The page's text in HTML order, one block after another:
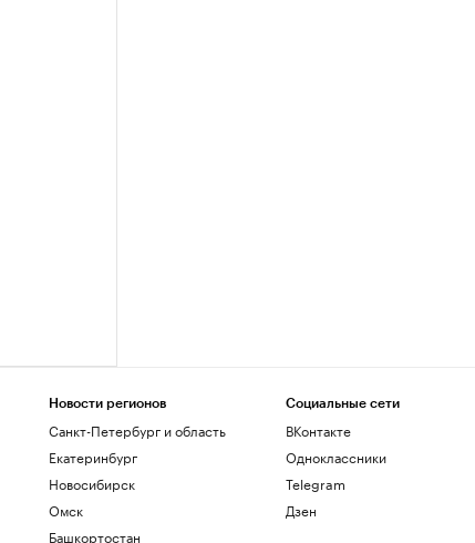
Новости регионов
Санкт-Петербург и область
Екатеринбург
Новосибирск
Омск
Башкортостан
Социальные сети
ВКонтакте
Одноклассники
Telegram
Дзен